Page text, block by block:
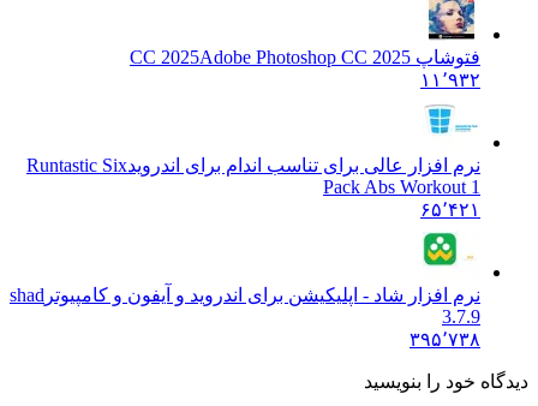
فتوشاپ CC 2025 Adobe Photoshop CC 2025
۱۱٬۹۳۲
نرم افزار عالی برای تناسب اندام برای اندرویدRuntastic Six
Pack Abs Workout 1
۶۵٬۴۲۱
نرم افزار شاد - اپلیکیشن برای اندروید و آیفون و کامپیوتر shad
3.7.9
۳۹۵٬۷۳۸
دیدگاه خود را بنویسید